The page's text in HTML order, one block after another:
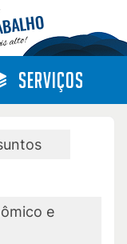
alto!
SERVIÇOS
e